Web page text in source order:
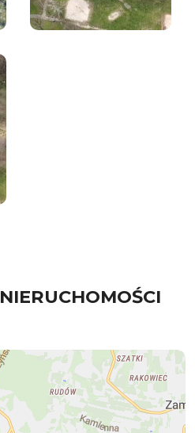
NIERUCHOMOŚCI